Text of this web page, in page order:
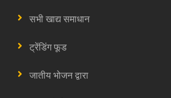
सभी खाद्य समाधान
ट्रेंडिंग फूड
जातीय भोजन द्वारा